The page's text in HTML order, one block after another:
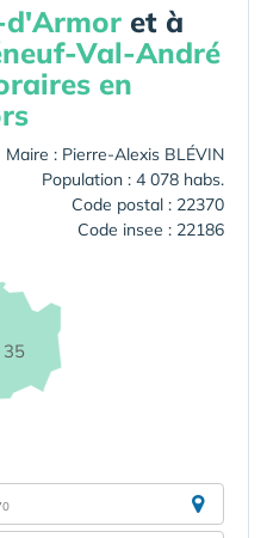
d'Armor et à
Val-André
en
Maire : Pierre-Alexis BLÉVIN
Population : 4 078 habs.
Code postal : 22370
Code insee : 22186
35